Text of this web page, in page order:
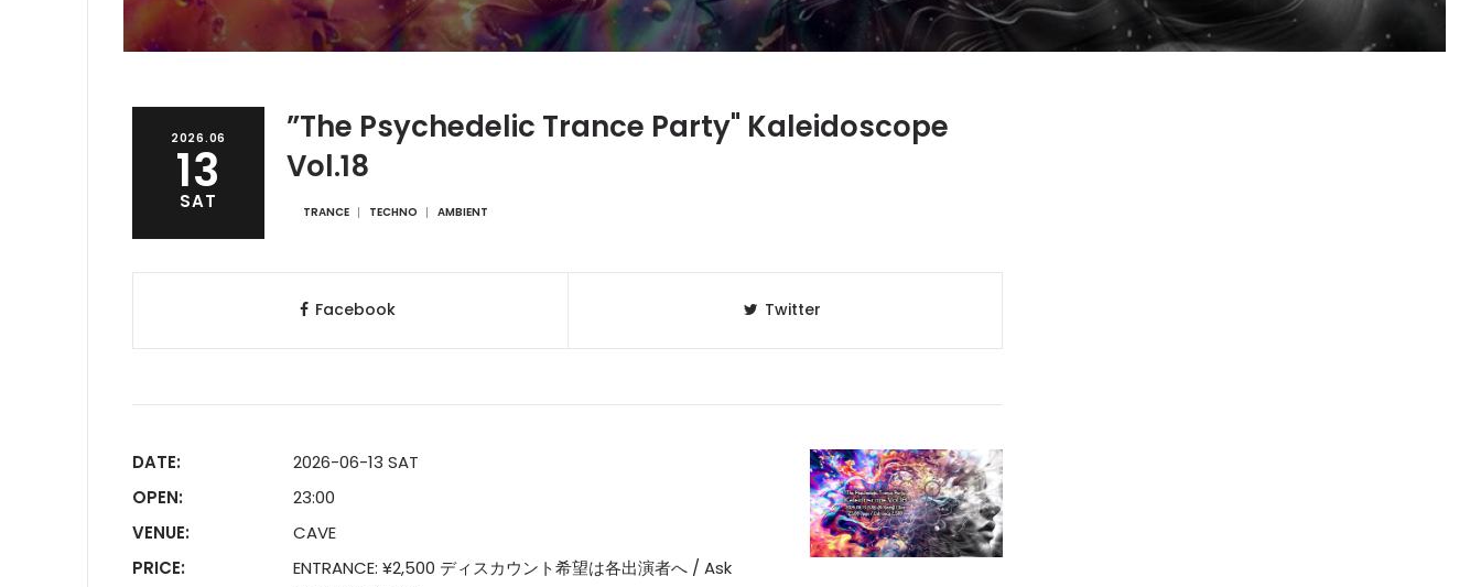
2026.06
13
SAT
”The Psychedelic Trance Party" Kaleidoscope
Vol.18
TRANCE TECHNO AMBIENT
Facebook Twitter
DATE:
2026-06-13 SAT
OPEN:
23:00
VENUE:
CAVE
PRICE:
ENTRANCE: ¥2,500 ディスカウント希望は各出演者へ / Ask